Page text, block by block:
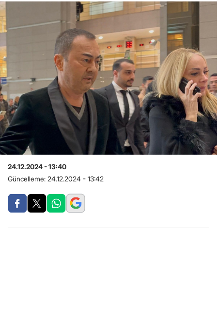
24.12.2024 - 13:40
Güncelleme: 24.12.2024 - 13:42